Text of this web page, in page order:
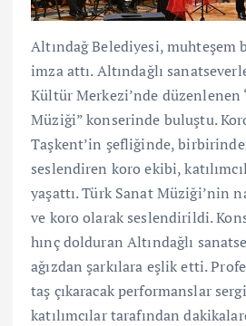
Altındağ Belediyesi, muhteşem
imza attı. Altındağlı
Kültür Merkezi’nde düzenlenen
Müziği” konserinde buluştu.
Taşkent’in şefliğinde,
seslendiren koro ekibi,
yaşattı. Türk Sanat Müziği’nin
ve koro olarak seslendirildi.
hınç dolduran Altındağlı
ağızdan şarkılara eşlik etti.
taş çıkaracak performanslar
katılımcılar tarafından